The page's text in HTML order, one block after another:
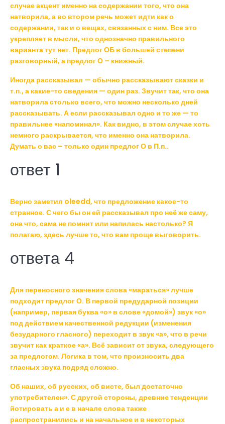
случае акцент именно на содержании того, что она
натворила, а во втором речь может идти как о
содержании, так и о вещах, связанных с ним. Все это
укрепляет в мысли, что однозначно правильного
варианта тут нет. Предлог ОБ в большей степени
разговорный, а предлог О – книжный.
Иногда рассказывал — обычно рассказывают сказки и
т.п., а какие-то сведения — один раз. Звучит так, что она
натворила столько всего, что можно несколько дней
рассказывать. А если рассказывал одно и то же — то
правильнее «напоминал». Как видно, в этом случае хоть
немного раскрывается, что именно она натворила.
Думать о вас – только один предлог О в П.п..
ответ 1
Верно заметил oleedd, что предложение какое-то
странное. С чего бы он ей рассказывал про неё же саму,
она что, сама не помнит или напилась настолько? Я
полагаю, здесь лучше то, что вам проще выговорить.
ответа 4
Для переносного значения слова «мараться» лучше
подходит предлог О. В первой предударной позиции
(например, первая буква «о» в слове «домой») звук «о»
под действием качественной редукции (изменения
безударного гласного) переходит в звук «а», что в речи
звучит как краткое «а». Всё зависит от звука, следующего
за предлогом. Логика в том, что произносить два
гласных звука подряд сложно.
Об наших, об русских, об висте, был достаточно
употребителен». С другой стороны, древние тенденции
йотировать а и е в начале слова также
распространились и на начальное и в некоторых